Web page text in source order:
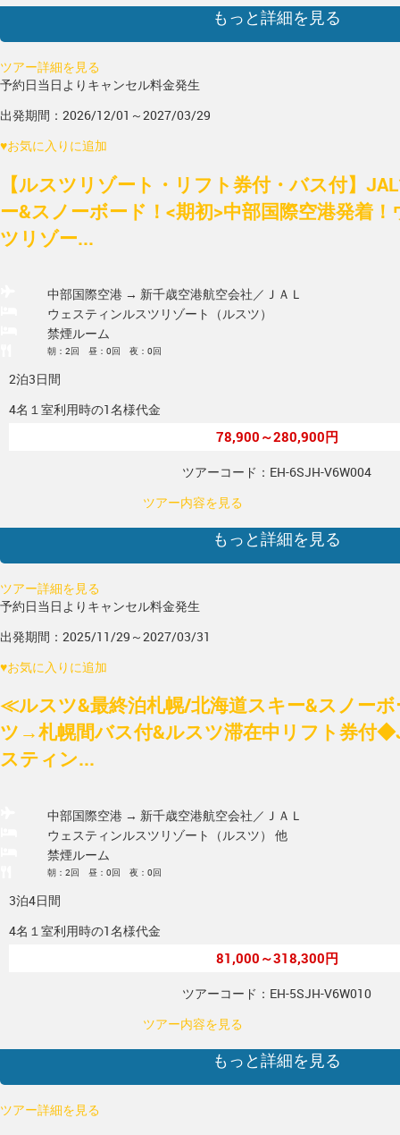
もっと詳細を見る
ツアー詳細を見る
予約日当日よりキャンセル料金発生
出発期間：2026/12/01～2027/03/29
♥お気に入りに追加
【ルスツリゾート・リフト券付・バス付】
ー&スノーボード！<期初>中部国際空港発着
ツリゾー...
中部国際空港 → 新千歳空港航空会社／ＪＡＬ
ウェスティンルスツリゾート（ルスツ）
禁煙ルーム
朝：2回 昼：0回 夜：0回
2泊3日間
4名１室利用時の1名様代金
78,900～280,900円
ツアーコード：EH-6SJH-V6W004
ツアー内容を見る
もっと詳細を見る
ツアー詳細を見る
予約日当日よりキャンセル料金発生
出発期間：2025/11/29～2027/03/31
♥お気に入りに追加
≪ルスツ&最終泊札幌/北海道スキー&スノー
ツ→札幌間バス付&ルスツ滞在中リフト券付
スティン...
中部国際空港 → 新千歳空港航空会社／ＪＡＬ
ウェスティンルスツリゾート（ルスツ） 他
禁煙ルーム
朝：2回 昼：0回 夜：0回
3泊4日間
4名１室利用時の1名様代金
81,000～318,300円
ツアーコード：EH-5SJH-V6W010
ツアー内容を見る
もっと詳細を見る
ツアー詳細を見る